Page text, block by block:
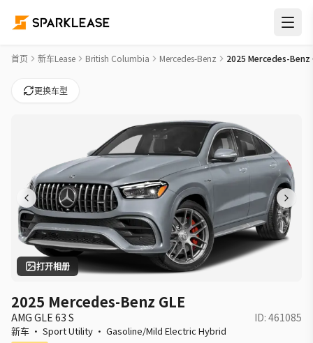
2025 Mercedes-Benz GLE AMG GLE 63 S Car Lease Deals in
首页 新车Lease British Columbia Mercedes-Benz 2025 Mercedes-Benz
更换车型
打开相册
2025 Mercedes-Benz GLE
AMG GLE 63 S ID: 461085
新车 · Sport Utility · Gasoline/Mild Electric Hybrid